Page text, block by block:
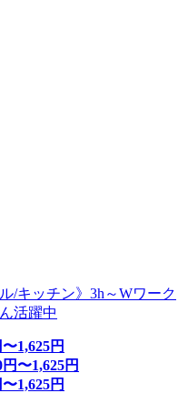
/キッチン》3h～Wワーク
活躍中
〜1,625円
円〜1,625円
〜1,625円